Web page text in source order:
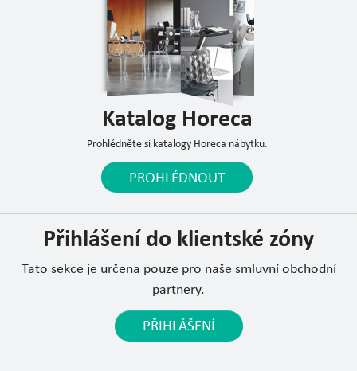
Katalog Horeca
Prohlédněte si katalogy Horeca nábytku.
PROHLÉDNOUT
Přihlášení do klientské zóny
Tato sekce je určena pouze pro naše smluvní obchodní
partnery.
PŘIHLÁŠENÍ